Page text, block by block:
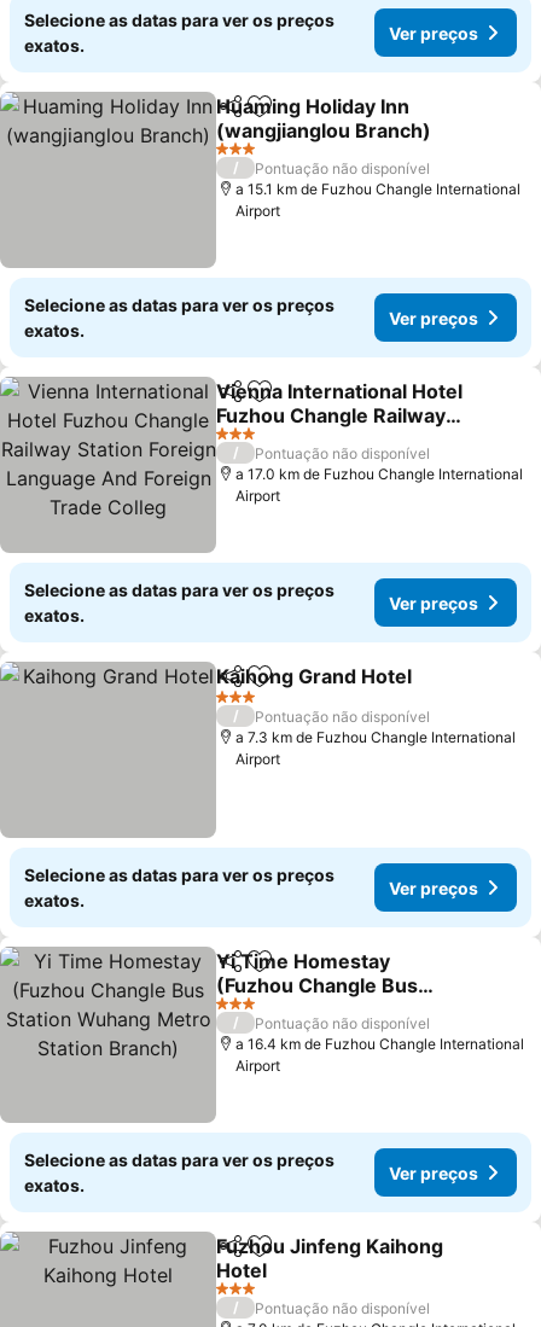
Selecione as datas para ver os preços
exatos.
Ver preços
PartilharAdicionar aos favoritos
Huaming Holiday Inn
(wangjianglou Branch)
Ver preços
3 Estrelas
/
Pontuação não disponível
a 15.1 km de Fuzhou Changle International
Airport
Selecione as datas para ver os preços
exatos.
Ver preços
PartilharAdicionar aos favoritos
Vienna International Hotel
Fuzhou Changle Railway
Station Foreign Language
And Foreign Trade Colleg
Ver preços
3 Estrelas
/
Pontuação não disponível
a 17.0 km de Fuzhou Changle International
Airport
Selecione as datas para ver os preços
exatos.
Ver preços
PartilharAdicionar aos favoritos
Kaihong Grand Hotel
3 Estrelas
/
Pontuação não disponível
a 7.3 km de Fuzhou Changle International
Airport
Selecione as datas para ver os preços
exatos.
Ver preços
PartilharAdicionar aos favoritos
Yi Time Homestay
(Fuzhou Changle Bus
Station Wuhang Metro
Station Branch)
Ver preços
3 Estrelas
/
Pontuação não disponível
a 16.4 km de Fuzhou Changle International
Airport
Selecione as datas para ver os preços
exatos.
Ver preços
PartilharAdicionar aos favoritos
Fuzhou Jinfeng Kaihong
Hotel
Ver preços
3 Estrelas
/
Pontuação não disponível